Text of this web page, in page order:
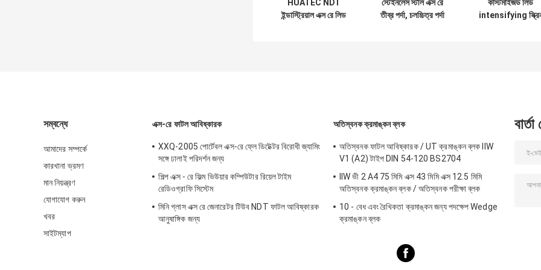
HUATEC NDT
ইন্ডাস্ট্রিয়াল এক্স রে লিড
স্টেইনলেস স্টীল এক্স রে
তীব্র পর্দা, চলচ্চিত্র পর্দা
কাস্টমাইজড লিড
intensifying
সম্বন্ধে
আমাদের সম্পর্কে
কারখানা ভ্রমণ
মান নিয়ন্ত্রণ
যোগাযোগ করুন
খবর
সাইটম্যাপ
এক্স-রে ফাটল আবিষ্কারক
XXQ-2005 পোর্টেবল এক্স-রে ফ্লে ডিটেক্টর বিরোধী জ্যামিং
সঙ্গে ঢালাই পরিদর্শন জন্য
শিল্প এক্স - রে ফিল্ম ভিউয়ার কম্পিউটার রিয়েল টাইম
রেডিওগ্রাফি সিস্টেম
মিনি গ্লাস এক্স রে জেনারেটর টিউব NDT ফাটল আবিষ্কারক
আনুষাঙ্গিক জন্য
অতিস্বনক ক্রমাঙ্কন ব্লক
অতিস্বনক ফাটল আবিষ্কারক / UT ক্রমাঙ্কন ব্লক IIW
V1 (A2) টাইপ DIN 54-120 BS2704
IIW ভী 2 A4 75 মিমি এক্স 43 মিমি এক্স 12.5 মিমি
অতিস্বনক ক্রমাঙ্কন ব্লক / অতিস্বনক পরীক্ষা ব্লক
10 - বেধ এবং রৈখিকতা ক্রমাঙ্কন জন্য পদক্ষেপ Wedge
ক্রমাঙ্কন ব্লক
বার্তা